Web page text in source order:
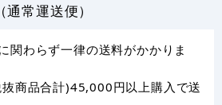
（通常運送便）
関わらず一律の送料がかかりま
商品合計)45,000円以上購入で送